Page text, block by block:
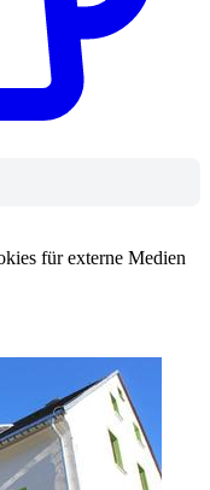
für externe Medien